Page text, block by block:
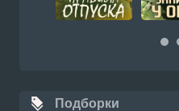
Подборки